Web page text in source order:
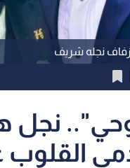
نجله شريف
نجل
القلوب